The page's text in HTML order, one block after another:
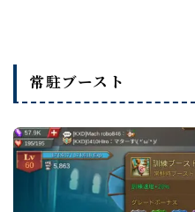
常駐ブースト